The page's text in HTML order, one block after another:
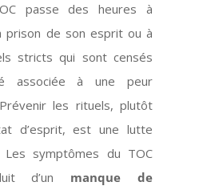
passe des heures à
prison de son esprit ou à
stricts qui sont censés
associée à une peur
les rituels, plutôt
d’esprit, est une lutte
symptômes du TOC
d’un manque de